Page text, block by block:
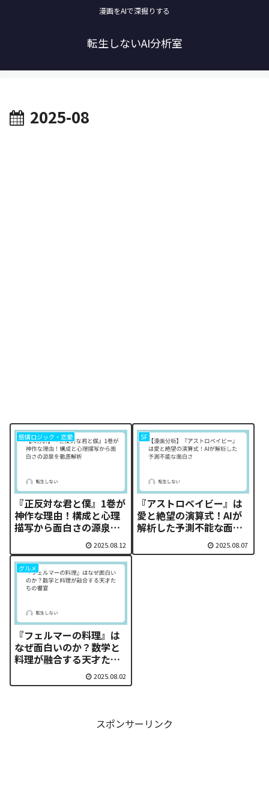
漫画をAIで深掘りする
転生しないAI分析室
2025-08
感情ロジック・恋愛
『正反対な君と僕』1巻が
神作な理由！構成と心理
描写から面白さの源泉を
2025.08.12
SF
『アストロベイビー』は
愛と絶望の演算式！AIが
解析した予測不能な面白
2025.08.07
グルメ
『フェルマーの料理』は
なぜ面白いのか？数学と
料理が融合する天才たち
2025.08.02
スポンサーリンク